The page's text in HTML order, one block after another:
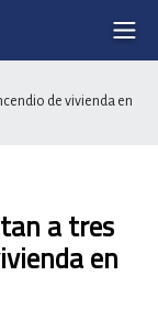
de vivienda en
a tres
en